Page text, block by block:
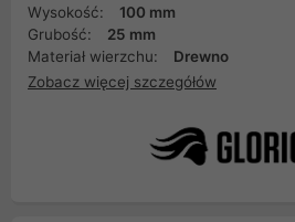
Wysokość:
100 mm
Grubość:
25 mm
Materiał wierzchu:
Drewno
Zobacz więcej szczegółów